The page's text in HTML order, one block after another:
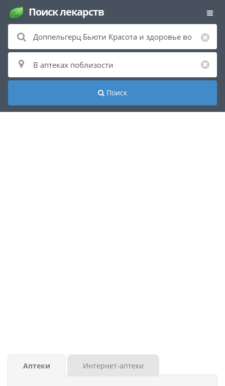
Поиск лекарств
Поиск
Аптеки Интернет-аптеки